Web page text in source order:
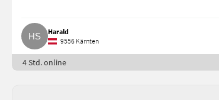
Harald
9556 Kärnten
4 Std. online